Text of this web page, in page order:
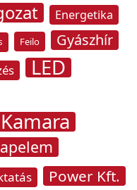
Energetika
Feilo Gyászhír
LED
Power Kft.